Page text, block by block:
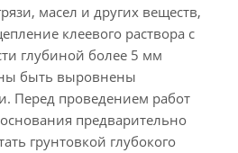
масел и других веществ,
клеевого раствора с
глубиной более 5 мм
быть выровнены
Перед проведением работ
предварительно
грунтовкой глубокого